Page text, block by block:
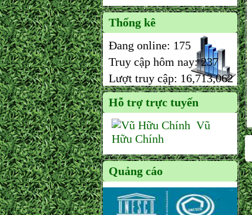
Thống kê
Đang online: 175
Truy cập hôm nay:237
Lượt truy cập: 16,713,062
Hỗ trợ trực tuyến
Vũ
Hữu Chính
Quảng cáo